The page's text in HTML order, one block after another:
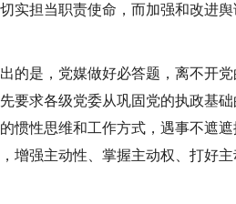
实担当职责使命，而加强和改进
的是，党媒做好必答题，离不开
要求各级党委从巩固党的执政基
惯性思维和工作方式，遇事不遮
增强主动性、掌握主动权、打好